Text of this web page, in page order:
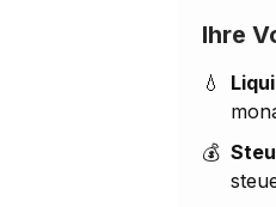
Ihre
💧
💰